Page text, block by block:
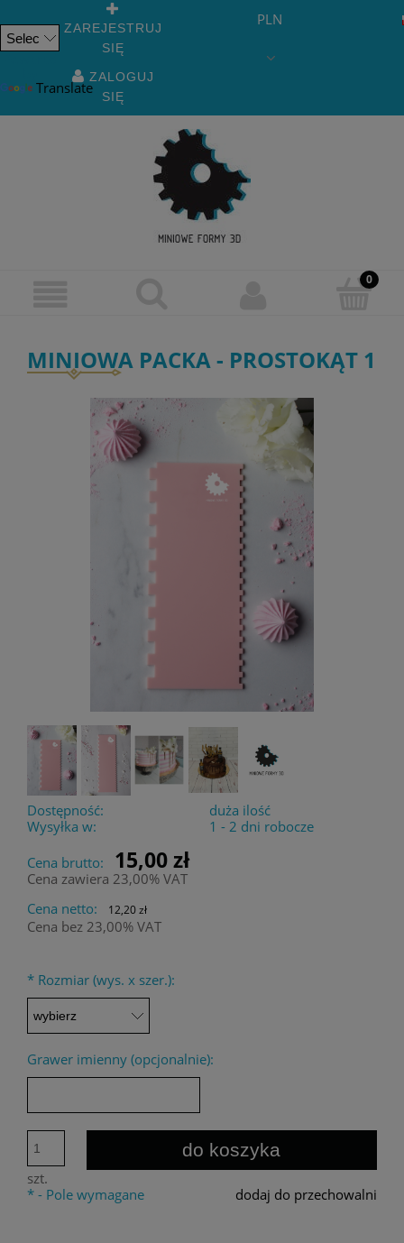
Translate
ZAREJESTRUJ
SIĘ
ZALOGUJ
SIĘ
PLN
MINIOWA PACKA - PROSTOKĄT 1
Dostępność:
duża ilość
Wysyłka w:
1 - 2 dni robocze
Cena brutto:
15,00 zł
Cena zawiera 23,00% VAT
Cena netto:
12,20 zł
Cena bez 23,00% VAT
* Rozmiar (wys. x szer.):
Grawer imienny (opcjonalnie):
szt.
do koszyka
dodaj do przechowalni
* - Pole wymagane